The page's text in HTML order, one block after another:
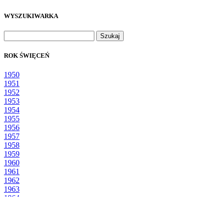
WYSZUKIWARKA
ROK ŚWIĘCEŃ
1950
1951
1952
1953
1954
1955
1956
1957
1958
1959
1960
1961
1962
1963
1964